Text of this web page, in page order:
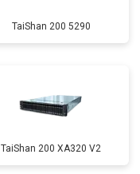
TaiShan 200 5290
TaiShan 200 XA320 V2